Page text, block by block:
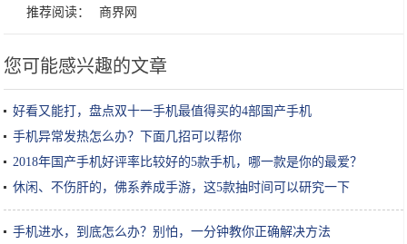
推荐阅读： 商界网
您可能感兴趣的文章
好看又能打，盘点双十一手机最值得买的4部国产手机
手机异常发热怎么办？下面几招可以帮你
2018年国产手机好评率比较好的5款手机，哪一款是你的最爱？
休闲、不伤肝的，佛系养成手游，这5款抽时间可以研究一下
手机进水，到底怎么办？别怕，一分钟教你正确解决方法